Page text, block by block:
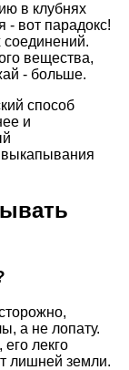
в клубнях
- вот парадокс!
соединений.
вещества,
- больше.
способ
и
выкапывания
а не лопату.
лекго
лишней земли.